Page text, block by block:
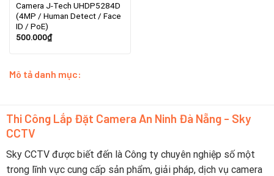
Camera J-Tech UHDP5284D
(4MP / Human Detect / Face
ID / PoE)
500.000₫
Mô tả danh mục:
Thi Công Lắp Đặt Camera An Ninh Đà Nẵng - Sky
CCTV
Sky CCTV được biết đến là Công ty chuyên nghiệp số một
trong lĩnh vực cung cấp sản phẩm, giải pháp, dịch vụ camera